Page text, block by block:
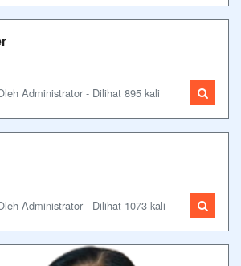
Administrator - Dilihat 895 kali
Administrator - Dilihat 1073 kali